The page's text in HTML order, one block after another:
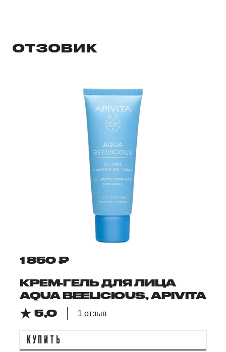
ОТЗОВИК
1 850 ₽
КРЕМ-ГЕЛЬ ДЛЯ ЛИЦА
AQUA BEELICIOUS, APIVITA
5,0
1 отзыв
КУПИТЬ